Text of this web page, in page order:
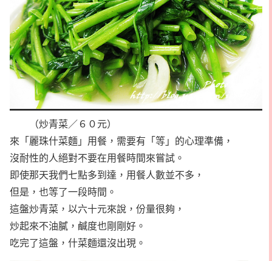
（炒青菜／６０元）
來「麗珠什菜麵」用餐，需要有「等」的心理準備，
沒耐性的人絕對不要在用餐時間來嘗試。
即使那天我們七點多到達，用餐人數並不多，
但是，也等了一段時間。
這盤炒青菜，以六十元來說，份量很夠，
炒起來不油膩，鹹度也剛剛好。
吃完了這盤，什菜麵還沒出現。